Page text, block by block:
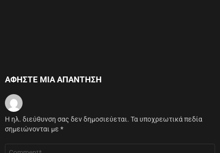
ΑΦΉΣΤΕ ΜΙΑ ΑΠΆΝΤΗΣΗ
Η ηλ. διεύθυνση σας δεν δημοσιεύεται. Τα υποχρεωτικά πεδία
σημειώνονται με *
Σχόλιο